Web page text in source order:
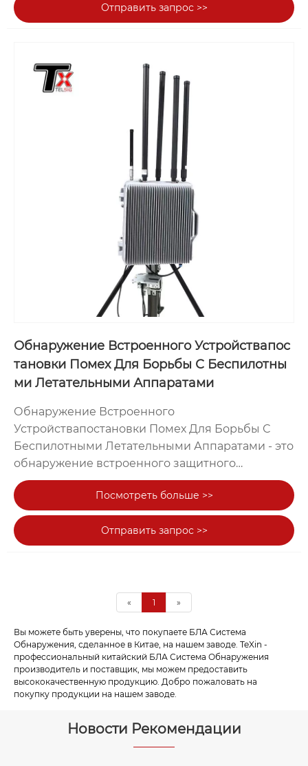
полезным. Этот продукт использует низкое
энергопотребление, цифровую имитационную
технологию управления питанием, которая
может безошибочно обнаруживать дроны.
Даже если в сложных случаях продукт не
повлияет на 2 набора всенаправленных антенн,
интегрированную 1-направленную антенну, что
позволяет детектору работать с различными
диапазонами. Полный прием сигнала дрона,
посредством голосового и шокирующего
сигнала определяют направление дрона, что
может эффективно обрабатывать вашу
Отправить запрос >>
Обнаружение Встроенного Устройствапос
тановки Помех Для Борьбы С Беспилотны
ми Летательными Аппаратами
Обнаружение Встроенного
Устройствапостановки Помех Для Борьбы С
Беспилотными Летательными Аппаратами - это
обнаружение встроенного защитного
устройства, которое имеет 2 предлагаемых
режима и многодиапазонную настройку. Один
рабочий способ — встроенное глушение,
которое автоматически обнаруживает и глушит
дроны. Другой — только глушение, в этом
использует технологию спектрального
которая может точно определять направление
дрона. Другая функция глушения —
отключение дрона с помощью соединения с
пультом управления, а затем отгон
на технологии узкополосных помех и
технологии подавления радиочастот.
Посмотреть больше >>
Отправить запрос >>
« 1 »
Вы можете быть уверены, что покупаете БЛА Система
Обнаружения, ​​сделанное в Китае, на нашем заводе. TeXin -
профессиональный китайский БЛА Система Обнаружения
производитель и поставщик, мы можем предоставить
высококачественную продукцию. Добро пожаловать на
покупку продукции на нашем заводе.
Новости Рекомендации